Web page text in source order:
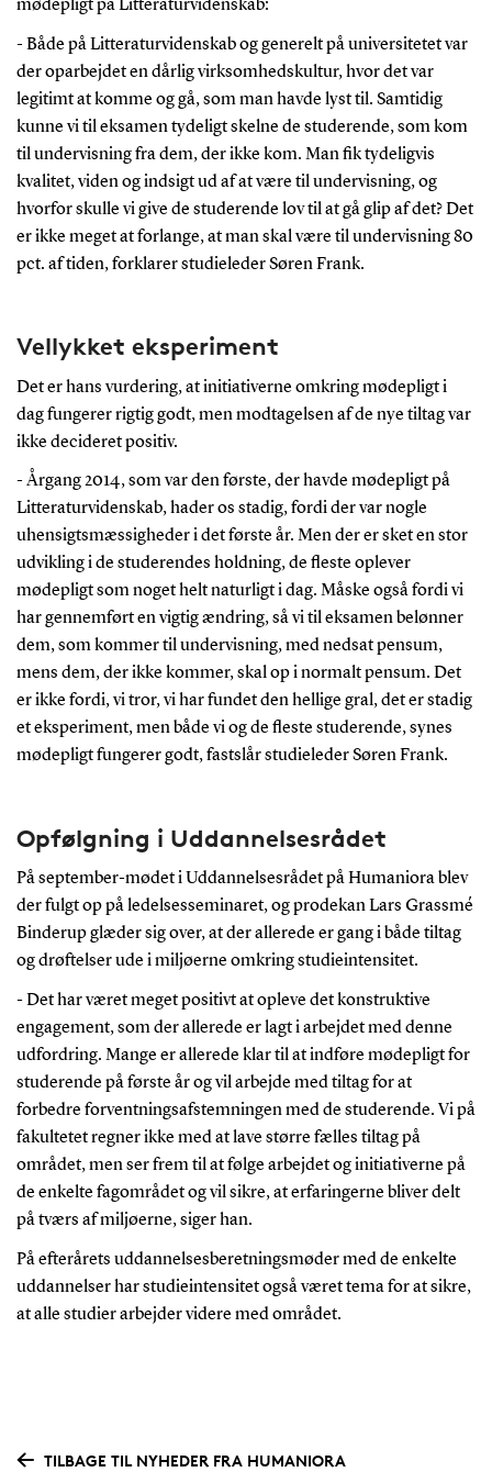
mødepligt på Litteraturvidenskab:
- Både på Litteraturvidenskab og generelt på universitetet var
der oparbejdet en dårlig virksomhedskultur, hvor det var
legitimt at komme og gå, som man havde lyst til. Samtidig
kunne vi til eksamen tydeligt skelne de studerende, som kom
til undervisning fra dem, der ikke kom. Man fik tydeligvis
kvalitet, viden og indsigt ud af at være til undervisning, og
hvorfor skulle vi give de studerende lov til at gå glip af det? Det
er ikke meget at forlange, at man skal være til undervisning 80
pct. af tiden, forklarer studieleder Søren Frank.
Vellykket eksperiment
Det er hans vurdering, at initiativerne omkring mødepligt i
dag fungerer rigtig godt, men modtagelsen af de nye tiltag var
ikke decideret positiv.
- Årgang 2014, som var den første, der havde mødepligt på
Litteraturvidenskab, hader os stadig, fordi der var nogle
uhensigtsmæssigheder i det første år. Men der er sket en stor
udvikling i de studerendes holdning, de fleste oplever
mødepligt som noget helt naturligt i dag. Måske også fordi vi
har gennemført en vigtig ændring, så vi til eksamen belønner
dem, som kommer til undervisning, med nedsat pensum,
mens dem, der ikke kommer, skal op i normalt pensum. Det
er ikke fordi, vi tror, vi har fundet den hellige gral, det er stadig
et eksperiment, men både vi og de fleste studerende, synes
mødepligt fungerer godt, fastslår studieleder Søren Frank.
Opfølgning i Uddannelsesrådet
På september-mødet i Uddannelsesrådet på Humaniora blev
der fulgt op på ledelsesseminaret, og prodekan Lars Grassmé
Binderup glæder sig over, at der allerede er gang i både tiltag
og drøftelser ude i miljøerne omkring studieintensitet.
- Det har været meget positivt at opleve det konstruktive
engagement, som der allerede er lagt i arbejdet med denne
udfordring. Mange er allerede klar til at indføre mødepligt for
studerende på første år og vil arbejde med tiltag for at
forbedre forventningsafstemningen med de studerende. Vi på
fakultetet regner ikke med at lave større fælles tiltag på
området, men ser frem til at følge arbejdet og initiativerne på
de enkelte fagområdet og vil sikre, at erfaringerne bliver delt
på tværs af miljøerne, siger han.
På efterårets uddannelsesberetningsmøder med de enkelte
uddannelser har studieintensitet også været tema for at sikre,
at alle studier arbejder videre med området.
TILBAGE TIL NYHEDER FRA HUMANIORA